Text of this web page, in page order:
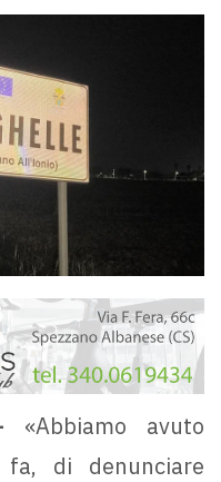
«Abbiamo avuto
di denunciare